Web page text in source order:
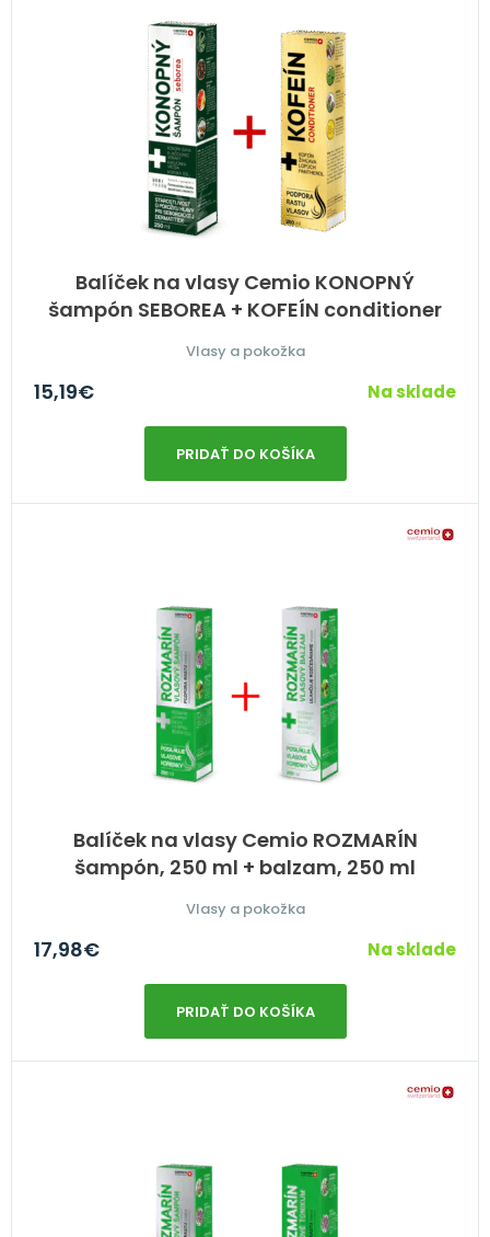
Balíček na vlasy Cemio KONOPNÝ
šampón SEBOREA + KOFEÍN conditioner
Vlasy a pokožka
15,19€ Na sklade
PRIDAŤ DO KOŠÍKA
Balíček na vlasy Cemio ROZMARÍN
šampón, 250 ml + balzam, 250 ml
Vlasy a pokožka
17,98€ Na sklade
PRIDAŤ DO KOŠÍKA